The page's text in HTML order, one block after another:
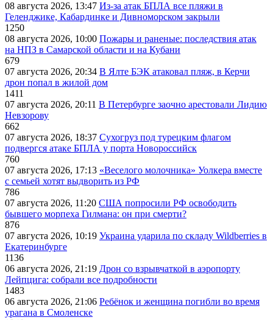
08 августа 2026, 13:47 Из-за атак БПЛА все пляжи в
Геленджике, Кабардинке и Дивноморском закрыли
1250
08 августа 2026, 10:00 Пожары и раненые: последствия атак
на НПЗ в Самарской области и на Кубани
679
07 августа 2026, 20:34 В Ялте БЭК атаковал пляж, в Керчи
дрон попал в жилой дом
1411
07 августа 2026, 20:11 В Петербурге заочно арестовали Лидию
Невзорову
662
07 августа 2026, 18:37 Сухогруз под турецким флагом
подвергся атаке БПЛА у порта Новороссийск
760
07 августа 2026, 17:13 «Веселого молочника» Уолкера вместе
с семьей хотят выдворить из РФ
786
07 августа 2026, 11:20 США попросили РФ освободить
бывшего морпеха Гилмана: он при смерти?
876
07 августа 2026, 10:19 Украина ударила по складу Wildberries в
Екатеринбурге
1136
06 августа 2026, 21:19 Дрон со взрывчаткой в аэропорту
Лейпцига: собрали все подробности
1483
06 августа 2026, 21:06 Ребёнок и женщина погибли во время
урагана в Смоленске